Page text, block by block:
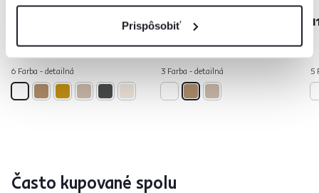
Prispôsobiť
6 Farba - detailná
69 €
3 Farba - detailná 5
Často kupované spolu